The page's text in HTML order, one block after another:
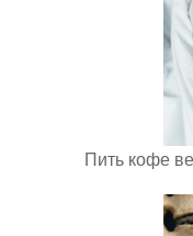
Пить кофе